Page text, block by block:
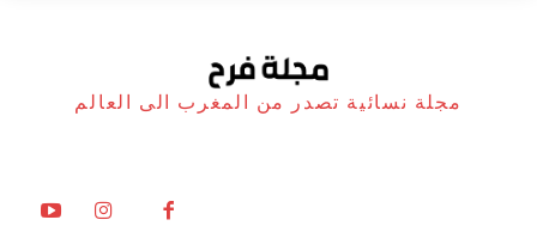
مجلة نسائية تصدر من المغرب الى العالم